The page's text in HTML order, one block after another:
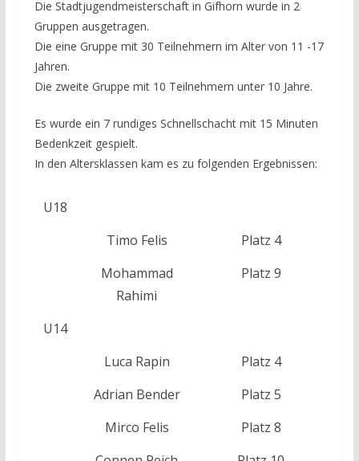
Die Stadtjugendmeisterschaft in Gifhorn wurde in 2
Gruppen ausgetragen.
Die eine Gruppe mit 30 Teilnehmern im Alter von 11 -17
Jahren.
Die zweite Gruppe mit 10 Teilnehmern unter 10 Jahre.
Es wurde ein 7 rundiges Schnellschacht mit 15 Minuten
Bedenkzeit gespielt.
In den Altersklassen kam es zu folgenden Ergebnissen:
U18
Timo Felis
Platz 4
Mohammad
Rahimi
Platz 9
U14
Luca Rapin
Platz 4
Adrian Bender
Platz 5
Mirco Felis
Platz 8